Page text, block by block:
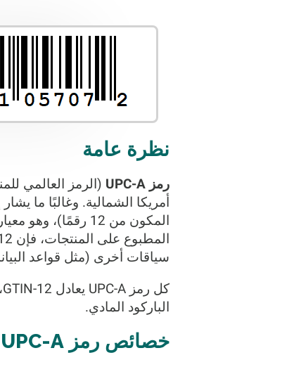
نظرة عامة
رمز UPC-A
أمريكا الشمالية. وغالبًا ما
سياقات أخرى (مثل قواعد
الباركود المادي.
خصائص رمز UPC-A